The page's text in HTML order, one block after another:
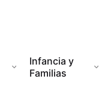
Infancia y
Familias